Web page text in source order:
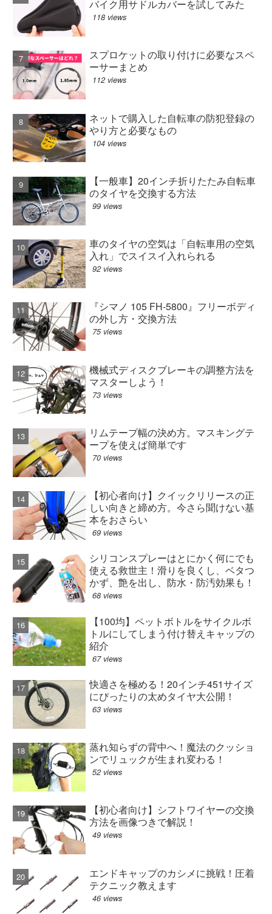
バイク用サドルカバーを試してみた
118 views
スプロケットの取り付けに必要なスペ
ーサーまとめ
112 views
ネットで購入した自転車の防犯登録の
やり方と必要なもの
104 views
【一般車】20インチ折りたたみ自転車
のタイヤを交換する方法
99 views
車のタイヤの空気は「自転車用の空気
入れ」でスイスイ入れられる
92 views
『シマノ 105 FH-5800』フリーボディ
の外し方・交換方法
75 views
機械式ディスクブレーキの調整方法を
マスターしよう！
73 views
リムテープ幅の決め方。マスキングテ
ープを使えば簡単です
70 views
【初心者向け】クイックリリースの正
しい向きと締め方。今さら聞けない基
本をおさらい
69 views
シリコンスプレーはとにかく何にでも
使える救世主！滑りを良くし、ベタつ
かず、艶を出し、防水・防汚効果も！
68 views
【100均】ペットボトルをサイクルボ
トルにしてしまう付け替えキャップの
紹介
67 views
快適さを極める！20インチ451サイズ
にぴったりの太めタイヤ大公開！
63 views
蒸れ知らずの背中へ！魔法のクッショ
ンでリュックが生まれ変わる！
52 views
【初心者向け】シフトワイヤーの交換
方法を画像つきで解説！
49 views
エンドキャップのカシメに挑戦！圧着
テクニック教えます
46 views